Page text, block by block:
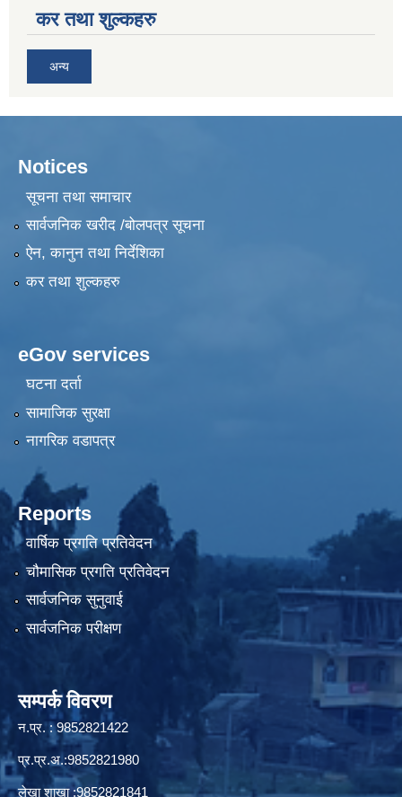
कर तथा शुल्कहरु
अन्य
Notices
सूचना तथा समाचार
सार्वजनिक खरीद /बोलपत्र सूचना
ऐन, कानुन तथा निर्देशिका
कर तथा शुल्कहरु
eGov services
घटना दर्ता
सामाजिक सुरक्षा
नागरिक वडापत्र
Reports
वार्षिक प्रगति प्रतिवेदन
चौमासिक प्रगति प्रतिवेदन
सार्वजनिक सुनुवाई
सार्वजनिक परीक्षण
सम्पर्क विवरण
न.प्र. : 9852821422
प्र.प्र.अ.:9852821980
लेखा शाखा :9852821841